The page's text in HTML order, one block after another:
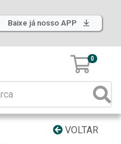
Baixe já nosso APP
0
VOLTAR